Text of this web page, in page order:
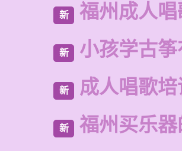
新 福州成人
新 小孩学古
新 成人唱歌
新 福州买乐